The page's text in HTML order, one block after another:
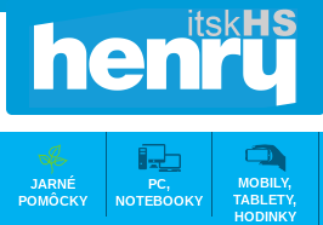
JARNÉ
POMÔCKY
PC,
NOTEBOOKY
MOBILY,
TABLETY,
HODINKY